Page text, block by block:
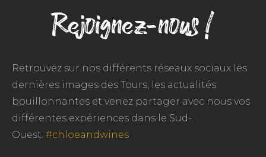
Rejoignez-nous !
Retrouvez sur nos différents réseaux sociaux les
dernières images des Tours, les actualités
bouillonnantes et venez partager avec nous vos
différentes expériences dans le Sud-
Ouest. #chloeandwines